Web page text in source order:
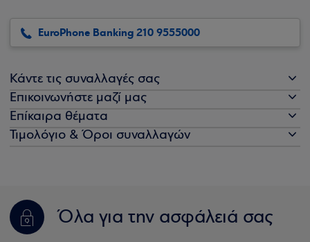
EuroPhone Banking 210 9555000
Κάντε τις συναλλαγές σας
Επικοινωνήστε μαζί μας
Επίκαιρα θέματα
Τιμολόγιο & Όροι συναλλαγών
Όλα για την ασφάλειά σας